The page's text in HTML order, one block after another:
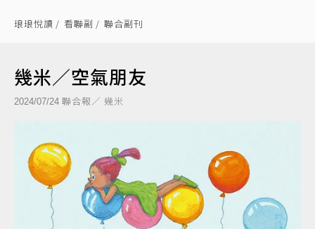
琅琅悅讀 看聯副 聯合副刊
幾米／空氣朋友
2024/07/24 聯合報／ 幾米